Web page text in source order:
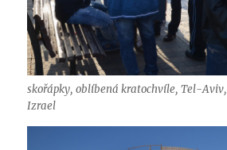
skořápky, oblíbená kratochvíle, Tel-Aviv,
Izrael